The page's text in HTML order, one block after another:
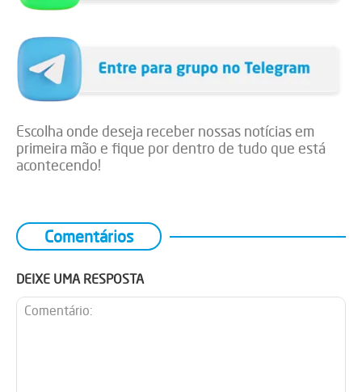
Escolha onde deseja receber nossas notícias em
primeira mão e fique por dentro de tudo que está
acontecendo!
Comentários
DEIXE UMA RESPOSTA